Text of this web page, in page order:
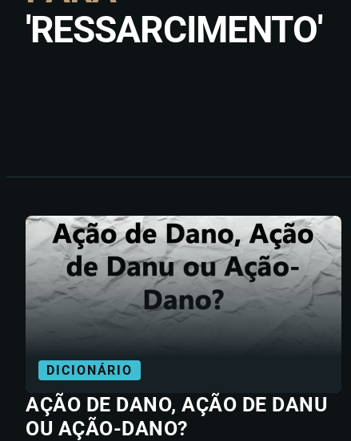
'RESSARCIMENTO'
DICIONÁRIO
AÇÃO DE DANO, AÇÃO DE DANU
OU AÇÃO-DANO?